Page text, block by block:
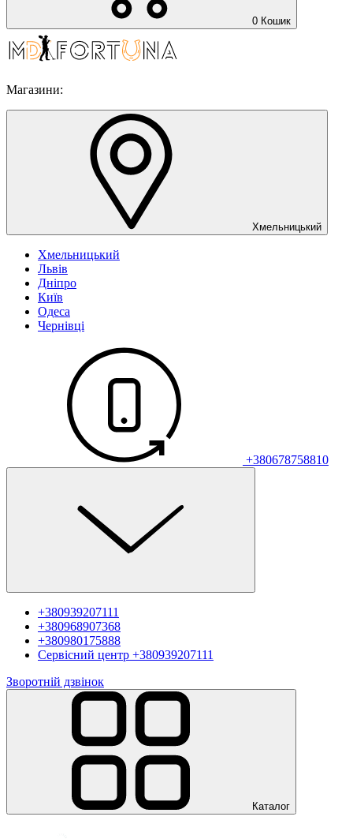
0 Кошик
Магазини:
Хмельницький
Хмельницький
Львів
Дніпро
Київ
Одеса
Чернівці
+380678758810
+380939207111
+380968907368
+380980175888
Сервісний центр +380939207111
Зворотній дзвінок
Каталог